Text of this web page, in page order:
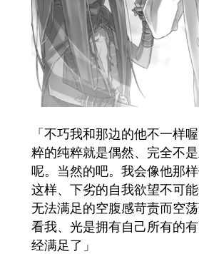
「不巧我和那边的他不一样
粹的纯粹就是偶然、完全不
呢。当然的吧。我会像他那
这样、下劣的自我欲望不可
无法满足的空腹感苛责而空
看我、光是拥有自己所有的
经满足了」